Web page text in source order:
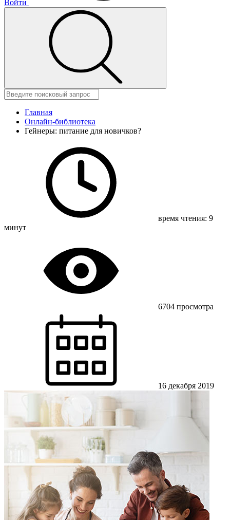
Войти
Главная
Онлайн-библиотека
Гейнеры: питание для новичков?
время чтения: 9
минут
6704 просмотра
16 декабря 2019